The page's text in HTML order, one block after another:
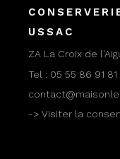
USSAC
ZA La Croix de
Tel : 05 55 86 91 81
-> Visiter la